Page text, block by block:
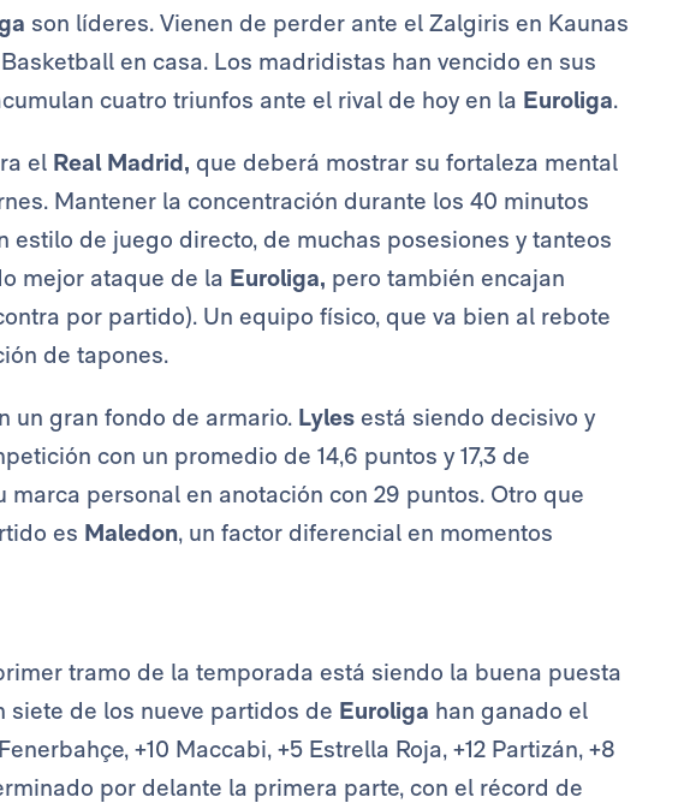
son líderes. Vienen de perder ante el Zalgiris en Kaunas
en casa. Los madridistas han vencido en sus
cuatro triunfos ante el rival de hoy en la Euroliga.
el Real Madrid, que deberá mostrar su fortaleza mental
Mantener la concentración durante los 40 minutos
estilo de juego directo, de muchas posesiones y tanteos
mejor ataque de la Euroliga, pero también encajan
por partido). Un equipo físico, que va bien al rebote
de tapones.
un gran fondo de armario. Lyles está siendo decisivo y
con un promedio de 14,6 puntos y 17,3 de
marca personal en anotación con 29 puntos. Otro que
es Maledon, un factor diferencial en momentos
tramo de la temporada está siendo la buena puesta
siete de los nueve partidos de Euroliga han ganado el
+10 Maccabi, +5 Estrella Roja, +12 Partizán, +8
por delante la primera parte, con el récord de